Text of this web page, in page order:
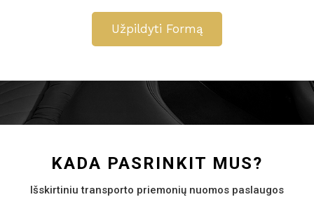
Užpildyti Formą
KADA PASRINKIT MUS?
Išskirtiniu transporto priemonių nuomos paslaugos